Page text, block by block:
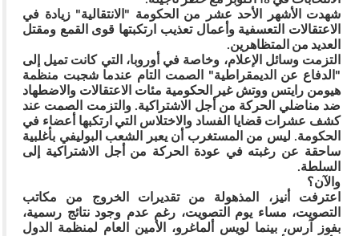
شهدت الأشهر الأحد عشر من الحكومة "الانتقالية" زيادة في
الاعتقالات التعسفية وأعمال تعذيب ارتكبتها قوى القمع ومقتل
العديد من المتظاهرين.
التزمت وسائل الإعلام، وخاصة في أوروبا، التي كانت تميل إلى
"الدفاع عن الديمقراطية" الصمت التام عندما شجبت منظمة
هيومن رايتس ووتش غير الحكومية مئات الاعتقالات والاضطهاد
ضد مناضلي الحركة من أجل الاشتراكية. والتزمت الصمت عند
كشف عشرات قضايا الفساد والاختلاس التي ارتكبها أعضاء في
الحكومة. ليس من المستغرب أن يعبر الشعب البوليفي بأغلبية
ساحقة عن رغبته في عودة الحركة من أجل الاشتراكية إلى
السلطة.
والآن؟
اعترفت أنيز، المذهولة من تقديرات الخروج من مكاتب
التصويت، مساء يوم التصويت، رغم عدم وجود نتائج رسمية،
بفوز آرس، بينما لويس ألماغرو، الأمين العام لمنظمة الدول